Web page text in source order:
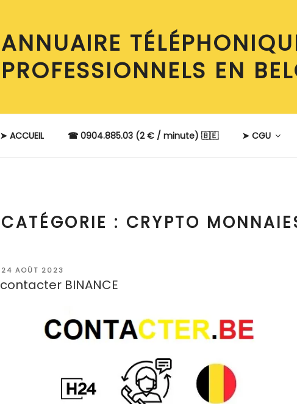
ANNUAIRE
PROFESSIONNELS EN
➤ ACCUEIL ☎ 0904.885.03 (2 € / minute) 🇧🇪 ➤ CGU
CATÉGORIE : CRYPTO
PUBLIÉ
24 AOÛT 2023
contacter BINANCE